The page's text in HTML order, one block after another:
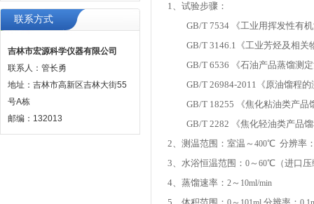
联系方式
吉林市宏源科学仪器有限公司
联系人：管长勇
地址：吉林市高新区吉林大街55
号A栋
邮编：132013
1、试验步骤：
GB/T 7534
《工业用挥发性
GB/T 3146.1 《工业芳烃及相
GB/T 6536
《石油产品蒸馏测
GB/T 26984-2011《原油
GB/T 18255 《焦化粘油类
GB/T 2282 《焦化轻油类
2、测温范围：室温～ 400℃ 分辨率
3、水浴恒温范围： 0 ～ 60℃（进口压
4、蒸馏速率： 2 ～ 10ml/min